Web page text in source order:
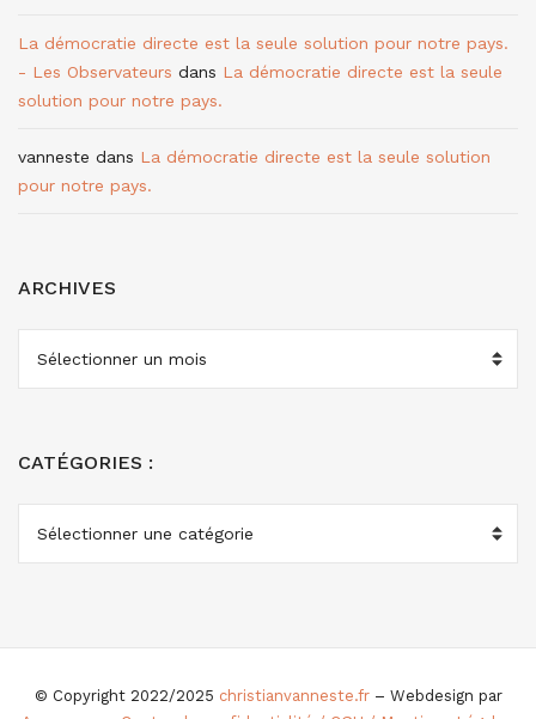
La démocratie directe est la seule solution pour notre pays.
- Les Observateurs dans La démocratie directe est la seule
solution pour notre pays.
vanneste dans La démocratie directe est la seule solution
pour notre pays.
ARCHIVES
ARCHIVES
CATÉGORIES :
CATÉGORIES
© Copyright 2022/2025 christianvanneste.fr– Webdesign par